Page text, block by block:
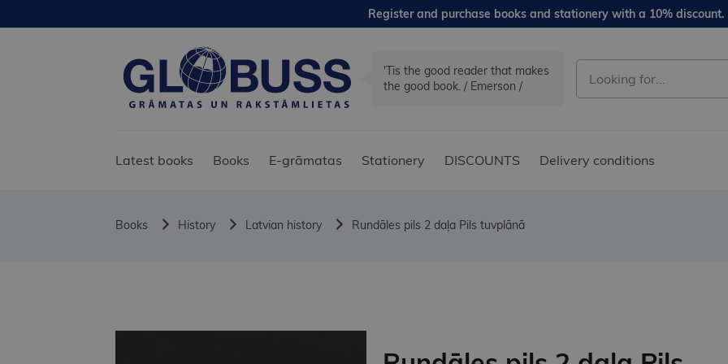
Register and purchase books and stationery with a 10% discount.
'Tis the good reader that makes
the good book. / Emerson /
Latest books Books E-grāmatas Stationery DISCOUNTS Delivery conditions
Books History Latvian history Rundāles pils 2 daļa Pils tuvplānā